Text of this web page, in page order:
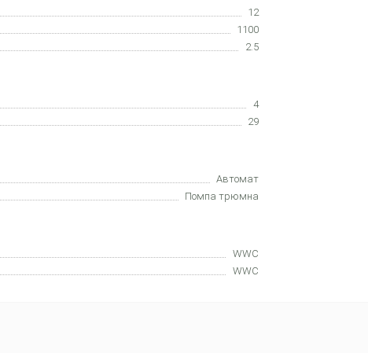
12
1100
2.5
4
29
Автомат
Помпа трюмна
WWC
WWC